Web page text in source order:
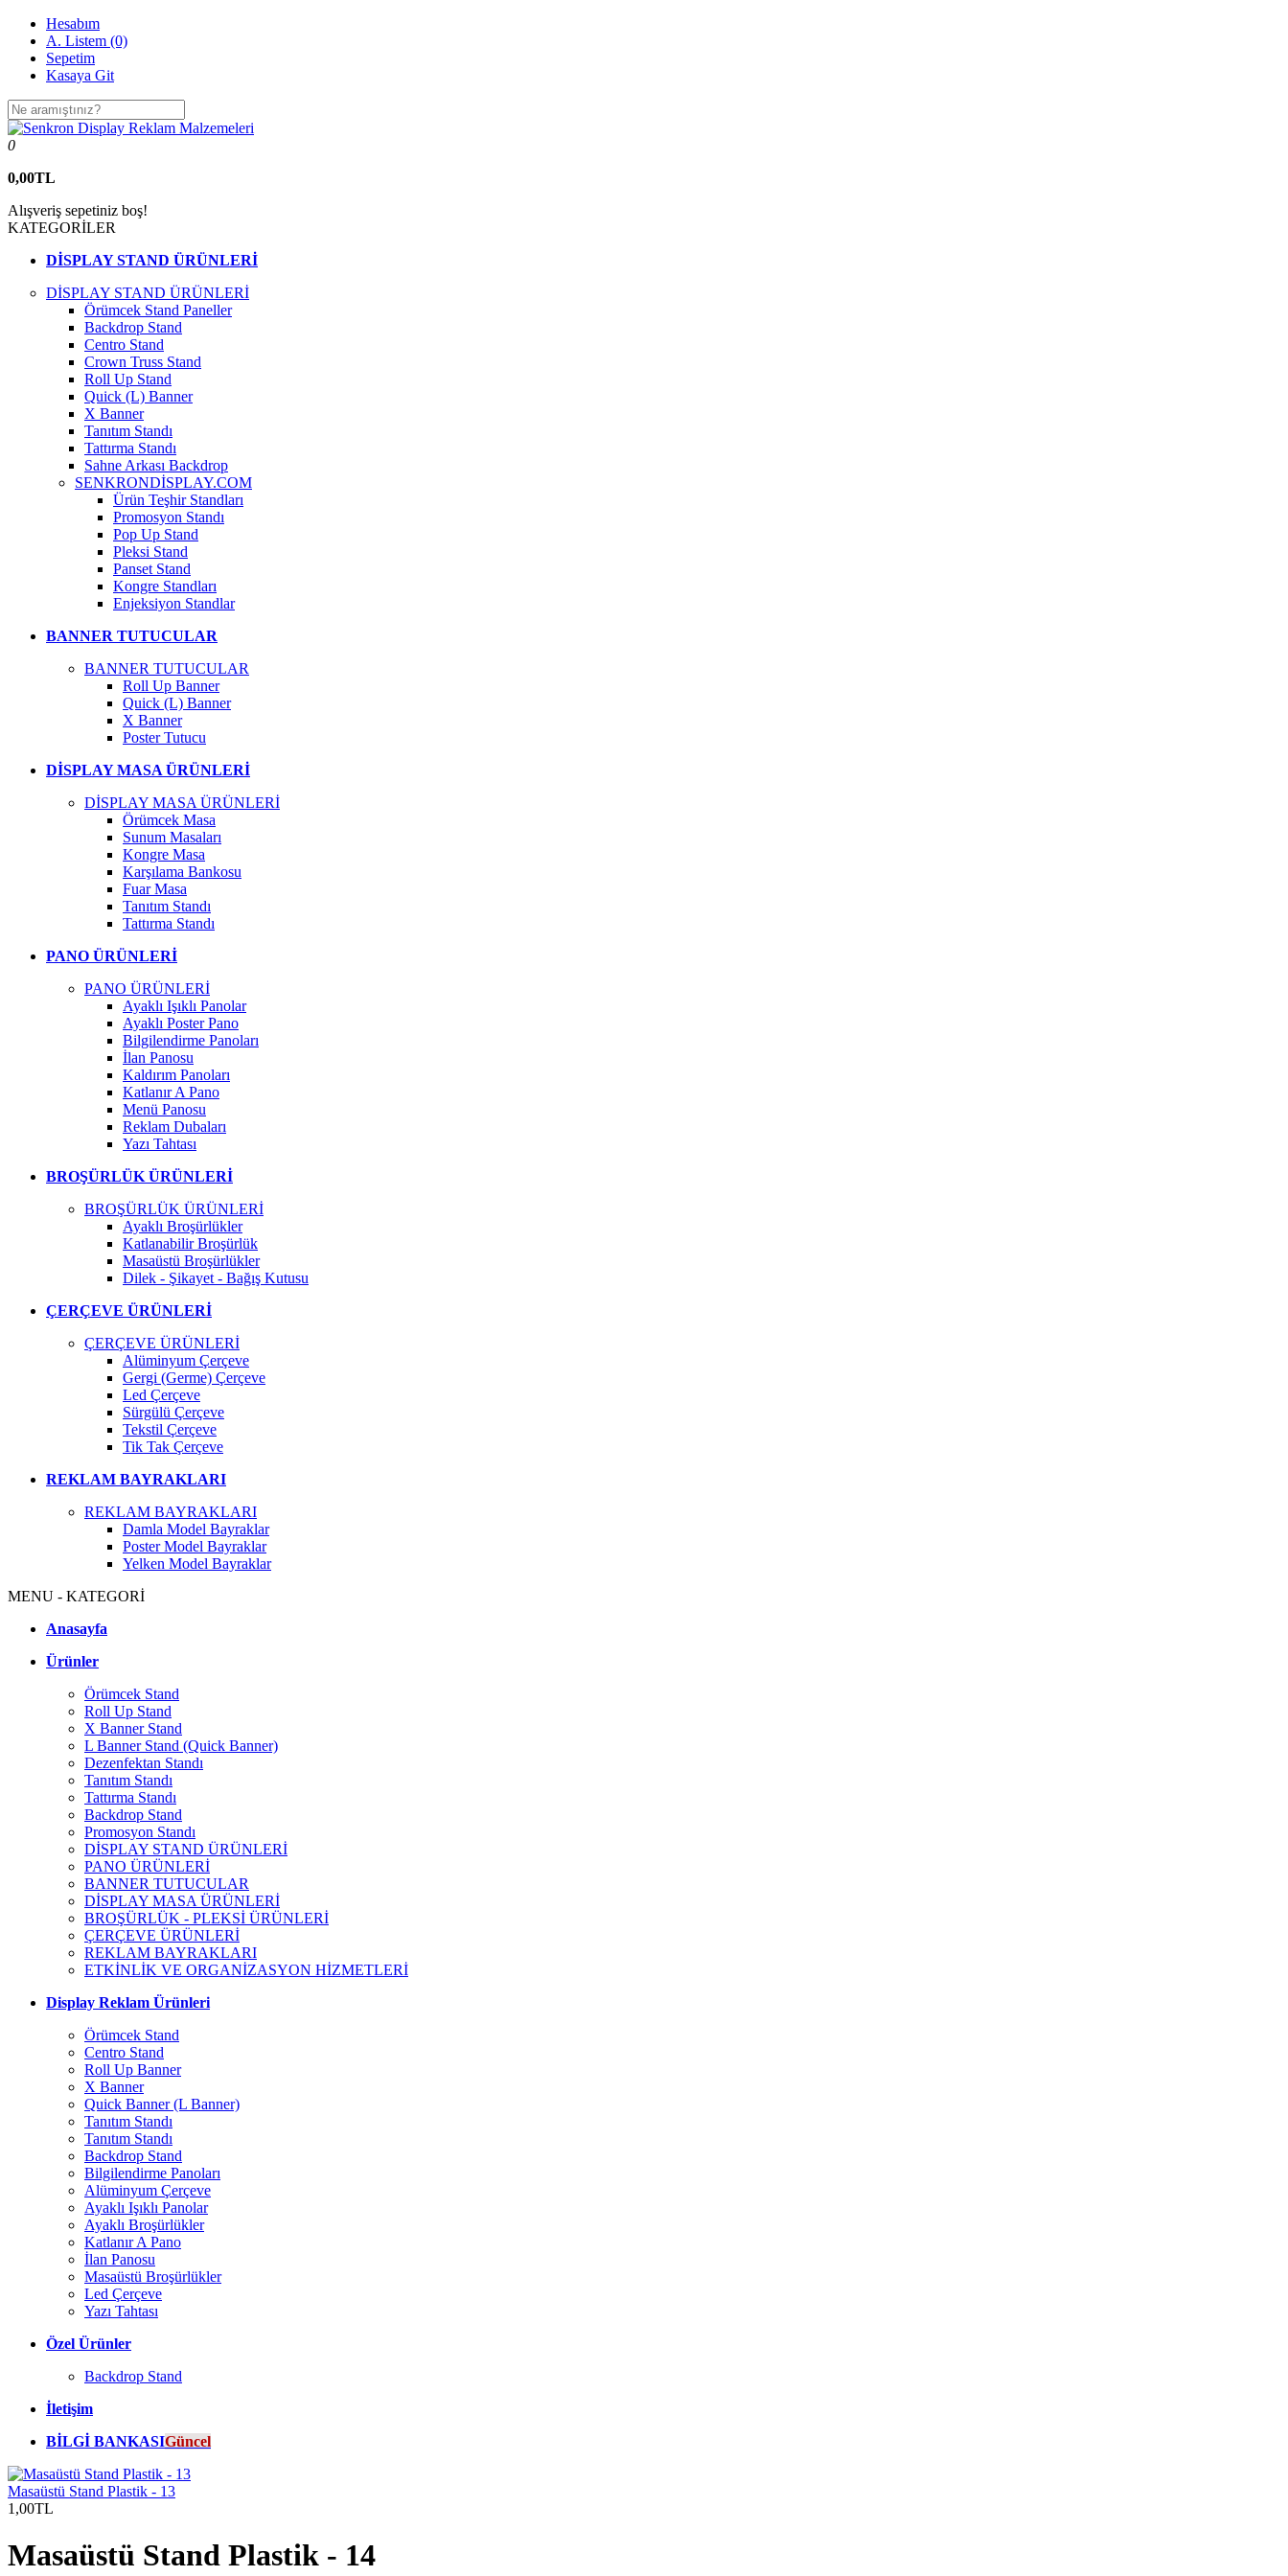
Hesabım
A. Listem (0)
Sepetim
Kasaya Git
0
0,00TL
Alışveriş sepetiniz boş!
KATEGORİLER
DİSPLAY STAND ÜRÜNLERİ
DİSPLAY STAND ÜRÜNLERİ
Örümcek Stand Paneller
Backdrop Stand
Centro Stand
Crown Truss Stand
Roll Up Stand
Quick (L) Banner
X Banner
Tanıtım Standı
Tattırma Standı
Sahne Arkası Backdrop
SENKRONDİSPLAY.COM
Ürün Teşhir Standları
Promosyon Standı
Pop Up Stand
Pleksi Stand
Panset Stand
Kongre Standları
Enjeksiyon Standlar
BANNER TUTUCULAR
BANNER TUTUCULAR
Roll Up Banner
Quick (L) Banner
X Banner
Poster Tutucu
DİSPLAY MASA ÜRÜNLERİ
DİSPLAY MASA ÜRÜNLERİ
Örümcek Masa
Sunum Masaları
Kongre Masa
Karşılama Bankosu
Fuar Masa
Tanıtım Standı
Tattırma Standı
PANO ÜRÜNLERİ
PANO ÜRÜNLERİ
Ayaklı Işıklı Panolar
Ayaklı Poster Pano
Bilgilendirme Panoları
İlan Panosu
Kaldırım Panoları
Katlanır A Pano
Menü Panosu
Reklam Dubaları
Yazı Tahtası
BROŞÜRLÜK ÜRÜNLERİ
BROŞÜRLÜK ÜRÜNLERİ
Ayaklı Broşürlükler
Katlanabilir Broşürlük
Masaüstü Broşürlükler
Dilek - Şikayet - Bağış Kutusu
ÇERÇEVE ÜRÜNLERİ
ÇERÇEVE ÜRÜNLERİ
Alüminyum Çerçeve
Gergi (Germe) Çerçeve
Led Çerçeve
Sürgülü Çerçeve
Tekstil Çerçeve
Tik Tak Çerçeve
REKLAM BAYRAKLARI
REKLAM BAYRAKLARI
Damla Model Bayraklar
Poster Model Bayraklar
Yelken Model Bayraklar
MENU - KATEGORİ
Anasayfa
Ürünler
Örümcek Stand
Roll Up Stand
X Banner Stand
L Banner Stand (Quick Banner)
Dezenfektan Standı
Tanıtım Standı
Tattırma Standı
Backdrop Stand
Promosyon Standı
DİSPLAY STAND ÜRÜNLERİ
PANO ÜRÜNLERİ
BANNER TUTUCULAR
DİSPLAY MASA ÜRÜNLERİ
BROŞÜRLÜK - PLEKSİ ÜRÜNLERİ
ÇERÇEVE ÜRÜNLERİ
REKLAM BAYRAKLARI
ETKİNLİK VE ORGANİZASYON HİZMETLERİ
Display Reklam Ürünleri
Örümcek Stand
Centro Stand
Roll Up Banner
X Banner
Quick Banner (L Banner)
Tanıtım Standı
Tanıtım Standı
Backdrop Stand
Bilgilendirme Panoları
Alüminyum Çerçeve
Ayaklı Işıklı Panolar
Ayaklı Broşürlükler
Katlanır A Pano
İlan Panosu
Masaüstü Broşürlükler
Led Çerçeve
Yazı Tahtası
Özel Ürünler
Backdrop Stand
İletişim
BİLGİ BANKASIGüncel
Masaüstü Stand Plastik - 13
1,00TL
Masaüstü Stand Plastik - 14